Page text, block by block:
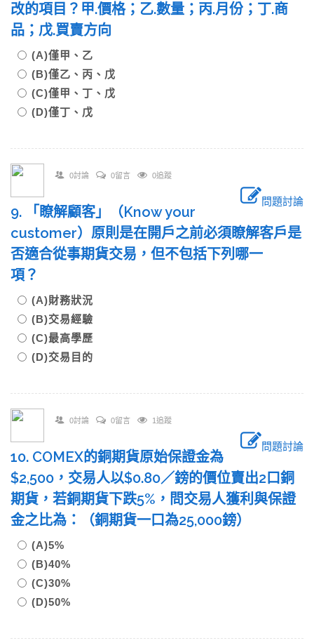
改的項目？甲.價格；乙.數量；丙.月份；丁.商
品；戊.買賣方向
(A)僅甲、乙
(B)僅乙、丙、戊
(C)僅甲、丁、戊
(D)僅丁、戊
0討論 0留言 0追蹤
問題討論
9. 「瞭解顧客」（Know your
customer）原則是在開戶之前必須瞭解客戶是
否適合從事期貨交易，但不包括下列哪一
項？
(A)財務狀況
(B)交易經驗
(C)最高學歷
(D)交易目的
0討論 0留言 1追蹤
問題討論
10. COMEX的銅期貨原始保證金為
$2,500，交易人以$0.80／鎊的價位賣出2口銅
期貨，若銅期貨下跌5%，問交易人獲利與保證
金之比為：（銅期貨一口為25,000鎊）
(A)5%
(B)40%
(C)30%
(D)50%